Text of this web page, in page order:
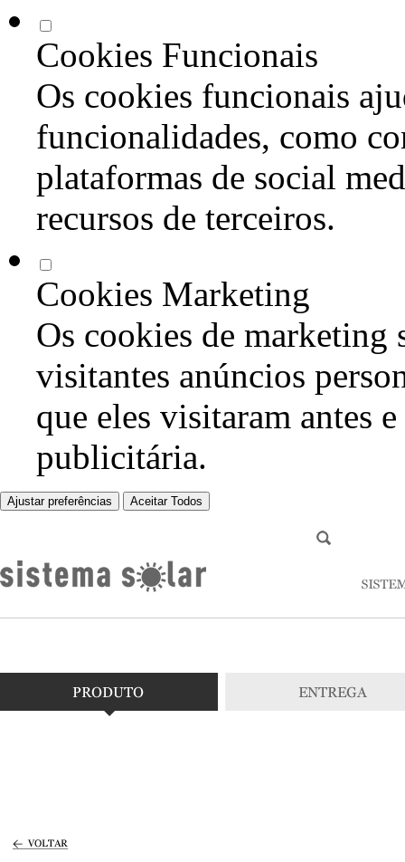
Cookies Funcionais
Os cookies funcionais
funcionalidades, como
plataformas de social
recursos de terceiros.
Cookies Marketing
Os cookies de marketing
visitantes anúncios
que eles visitaram antes
publicitária.
Ajustar preferências Aceitar Todos